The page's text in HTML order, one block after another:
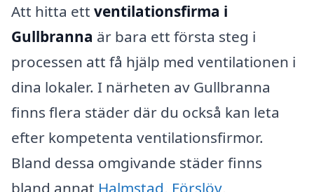
Att hitta ett ventilationsfirma i
Gullbranna är bara ett första steg i
processen att få hjälp med ventilationen i
dina lokaler. I närheten av Gullbranna
finns flera städer där du också kan leta
efter kompetenta ventilationsfirmor.
Bland dessa omgivande städer finns
bland annat Halmstad, Förslöv,